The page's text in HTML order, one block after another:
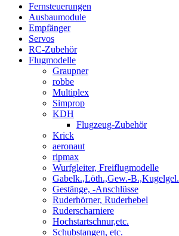
Fernsteuerungen
Ausbaumodule
Empfänger
Servos
RC-Zubehör
Flugmodelle
Graupner
robbe
Multiplex
Simprop
KDH
Flugzeug-Zubehör
Krick
aeronaut
ripmax
Wurfgleiter, Freiflugmodelle
Gabelk.,Löth.,Gew.-B.,Kugelgel.
Gestänge, -Anschlüsse
Ruderhörner, Ruderhebel
Ruderscharniere
Hochstartschnur,etc.
Schubstangen, etc.